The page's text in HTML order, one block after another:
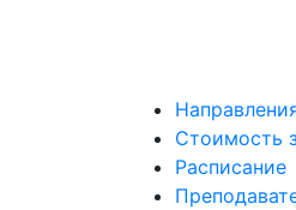
Стоимость
Расписание